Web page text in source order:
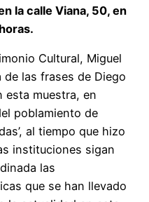
la calle Viana, 50, en
Cultural, Miguel
las frases de Diego
esta muestra, en
poblamiento de
al tiempo que hizo
instituciones sigan
las
que se han llevado